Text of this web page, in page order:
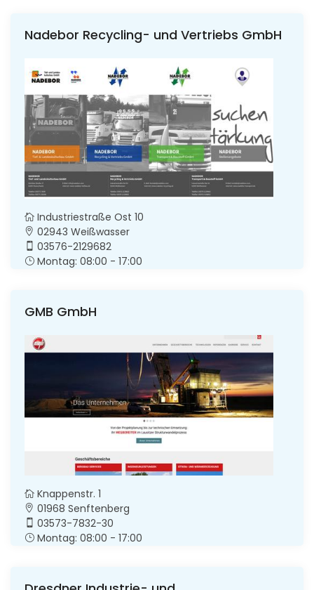
Nadebor Recycling- und Vertriebs GmbH
Industriestraße Ost 10
02943 Weißwasser
03576-2129682
Montag: 08:00 - 17:00
GMB GmbH
Knappenstr. 1
01968 Senftenberg
03573-7832-30
Montag: 08:00 - 17:00